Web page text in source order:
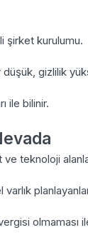
şirket kurulumu.
düşük, gizlilik
ile bilinir.
teknoloji
olmaması